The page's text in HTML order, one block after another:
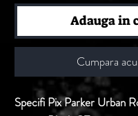
Adauga in
Cumpara
Specifi Pix Parker Urban